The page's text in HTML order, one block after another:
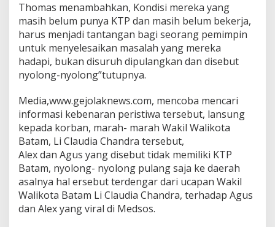
s
a
H
a
r
k
a
t
M
a
r
t
b
a
t
d
a
Thomas menambahkan, Kondisi mereka yang
masih belum punya KTP dan masih belum bekerja,
harus menjadi tantangan bagi seorang pemimpin
untuk menyelesaikan masalah yang mereka
hadapi, bukan disuruh dipulangkan dan disebut
nyolong-nyolong”tutupnya.
Media,www.gejolaknews.com, mencoba mencari
informasi kebenaran peristiwa tersebut, lansung
kepada korban, marah- marah Wakil Walikota
Batam, Li Claudia Chandra tersebut,
Alex dan Agus yang disebut tidak memiliki KTP
Batam, nyolong- nyolong pulang saja ke daerah
asalnya hal ersebut terdengar dari ucapan Wakil
Walikota Batam Li Claudia Chandra, terhadap Agus
dan Alex yang viral di Medsos.